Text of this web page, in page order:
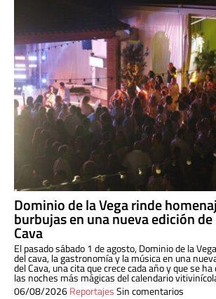
Dominio de la Vega rinde
burbujas en una nueva edición
Cava
El pasado sábado 1 de agosto, Dominio de la
del cava, la gastronomía y la música en una
del Cava, una cita que crece cada año y que se
las noches más mágicas del calendario
06/08/2026ReportajesSin comentarios